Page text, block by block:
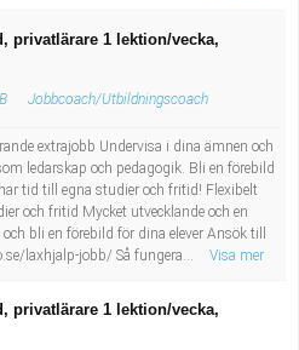
privatlärare 1 lektion/vecka,
Jobbcoach/Utbildningscoach
extrajobb Undervisa i dina ämnen och
ledarskap och pedagogik. Bli en förebild
tid till egna studier och fritid! Flexibelt
och fritid Mycket utvecklande och en
bli en förebild för dina elever Ansök till
laxhjalp-jobb/ Så fungera...
Visa mer
privatlärare 1 lektion/vecka,